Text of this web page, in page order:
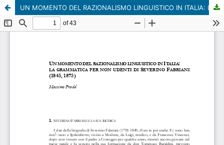
UN MOMENTO DEL RAZIONALISMO LINGUISTICO IN ITALIA: LA GRAMMATICA PER NON UDENTI DI SEVERINO FABRIANI (1845, 1875)